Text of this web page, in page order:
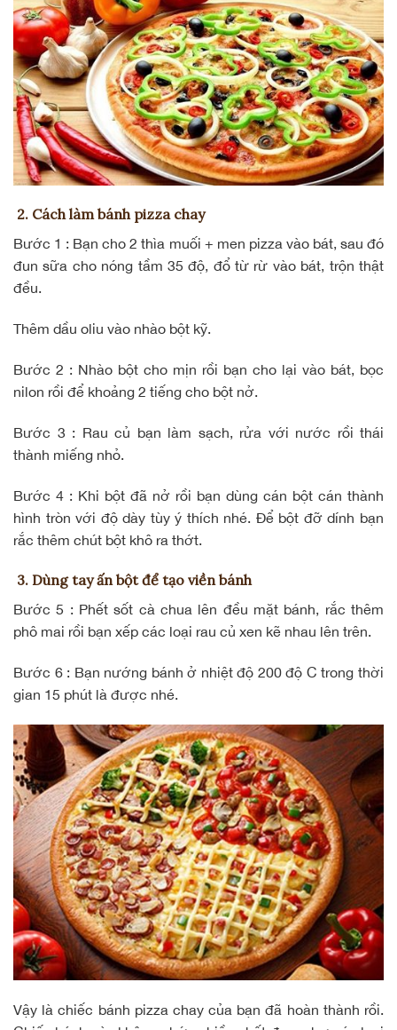
2. Cách làm bánh pizza chay
Bước 1 : Bạn cho 2 thìa muối + men pizza vào bát, sau đó
đun sữa cho nóng tầm 35 độ, đổ từ rừ vào bát, trộn thật
đều.
Thêm dầu oliu vào nhào bột kỹ.
Bước 2 : Nhào bột cho mịn rồi bạn cho lại vào bát, bọc
nilon rồi để khoảng 2 tiếng cho bột nở.
Bước 3 : Rau củ bạn làm sạch, rửa với nước rồi thái
thành miếng nhỏ.
Bước 4 : Khi bột đã nở rồi bạn dùng cán bột cán thành
hình tròn với độ dày tùy ý thích nhé. Để bột đỡ dính bạn
rắc thêm chút bột khô ra thớt.
3. Dùng tay ấn bột để tạo viền bánh
Bước 5 : Phết sốt cà chua lên đều mặt bánh, rắc thêm
phô mai rồi bạn xếp các loại rau củ xen kẽ nhau lên trên.
Bước 6 : Bạn nướng bánh ở nhiệt độ 200 độ C trong thời
gian 15 phút là được nhé.
Vậy là chiếc bánh pizza chay của bạn đã hoàn thành rồi.